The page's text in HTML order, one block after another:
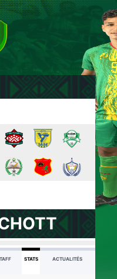
STATS ACTUALITÉS